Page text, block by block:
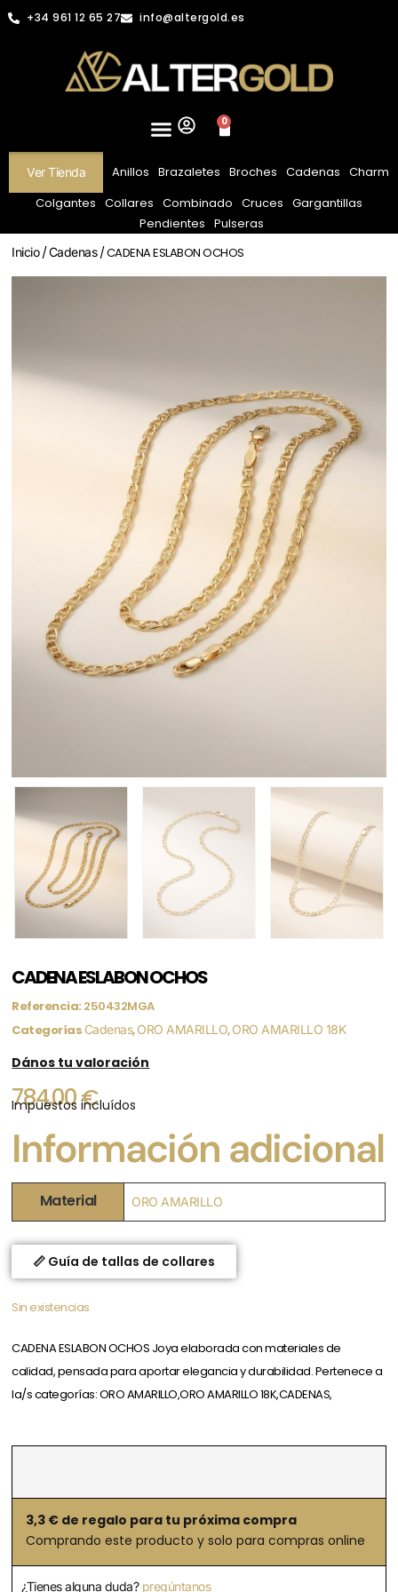
+34 961 12 65 27 info@altergold.es
0
Ver Tienda Anillos Brazaletes Broches Cadenas Charm
Colgantes Collares Combinado Cruces Gargantillas
Pendientes Pulseras
Inicio/Cadenas/ CADENA ESLABON OCHOS
CADENA ESLABON OCHOS
Referencia: 250432MGA
Categorías Cadenas,ORO AMARILLO,ORO AMARILLO 18K
Dános tu valoración
784,00€
Impuestos incluídos
Información adicional
Material ORO AMARILLO
📏 Guía de tallas de collares
Sin existencias
CADENA ESLABON OCHOS Joya elaborada con materiales de
calidad, pensada para aportar elegancia y durabilidad. Pertenece a
la/s categorías: ORO AMARILLO,ORO AMARILLO 18K,CADENAS,
3,3 € de regalo para tu próxima compra
Comprando este producto y solo para compras online
¿Tienes alguna duda? pregúntanos